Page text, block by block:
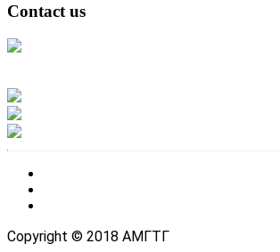
Contact us
Copyright © 2018 АМГТГ